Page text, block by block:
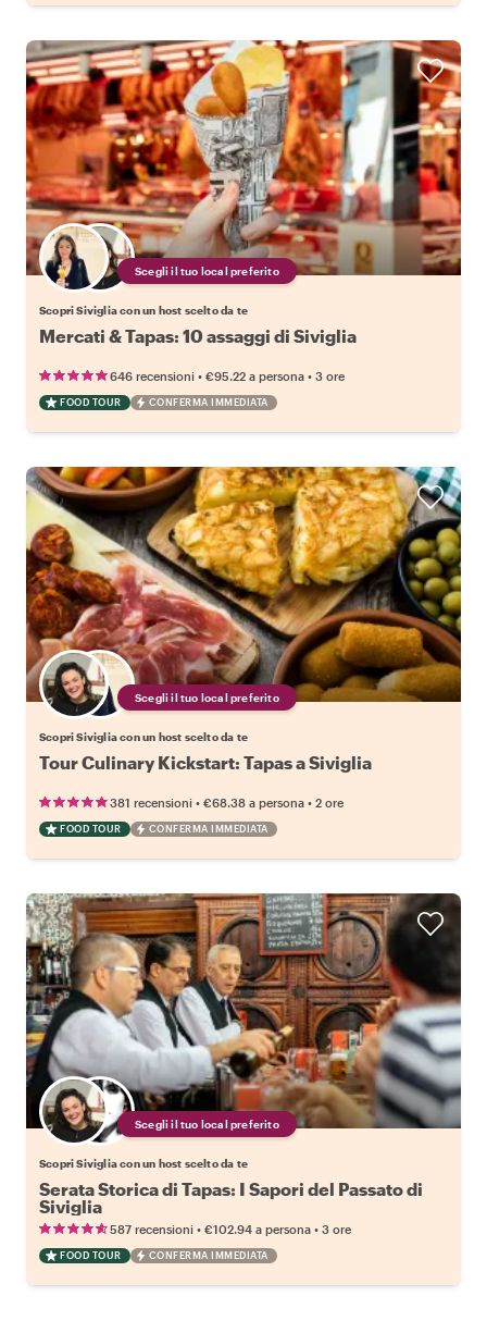
Scegli il tuo local preferito
Scopri Siviglia con un host scelto da te
Mercati & Tapas: 10 assaggi di Siviglia
646 recensioni • €95.22 a persona • 3 ore
FOOD TOUR CONFERMA IMMEDIATA
Scegli il tuo local preferito
Scopri Siviglia con un host scelto da te
Tour Culinary Kickstart: Tapas a Siviglia
381 recensioni • €68.38 a persona • 2 ore
FOOD TOUR CONFERMA IMMEDIATA
Scegli il tuo local preferito
Scopri Siviglia con un host scelto da te
Serata Storica di Tapas: I Sapori del Passato di
Siviglia
587 recensioni • €102.94 a persona • 3 ore
FOOD TOUR CONFERMA IMMEDIATA